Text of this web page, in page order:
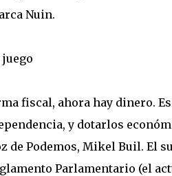
Nuin.
juego
fiscal, ahora hay dinero.
y dotarlos
de Podemos, Mikel Buil. El
Parlamentario (el